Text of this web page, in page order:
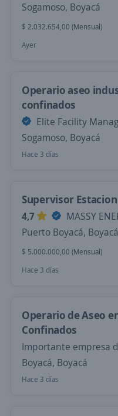
Sogamoso, Boyacá
$ 2.032.654,00 (Mensual)
Ayer
Operario aseo
confinados
Elite Facility
Sogamoso, Boyacá
Hace 3 días
Supervisor Estacion
4,7
MASSY
Puerto Boyacá, Boyacá
$ 5.000.000,00 (Mensual)
Hace 3 días
Operario de Aseo
Confinados
Importante empresa
Boyacá, Boyacá
Hace 3 días